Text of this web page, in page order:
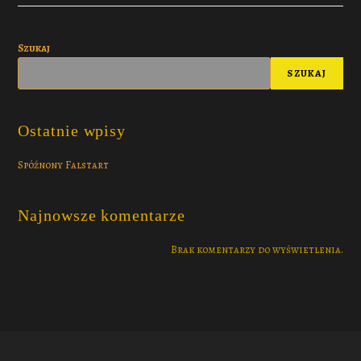
Szukaj
SZUKAJ
Ostatnie wpisy
Spóźnony Falstart
Najnowsze komentarze
Brak komentarzy do wyświetlenia.